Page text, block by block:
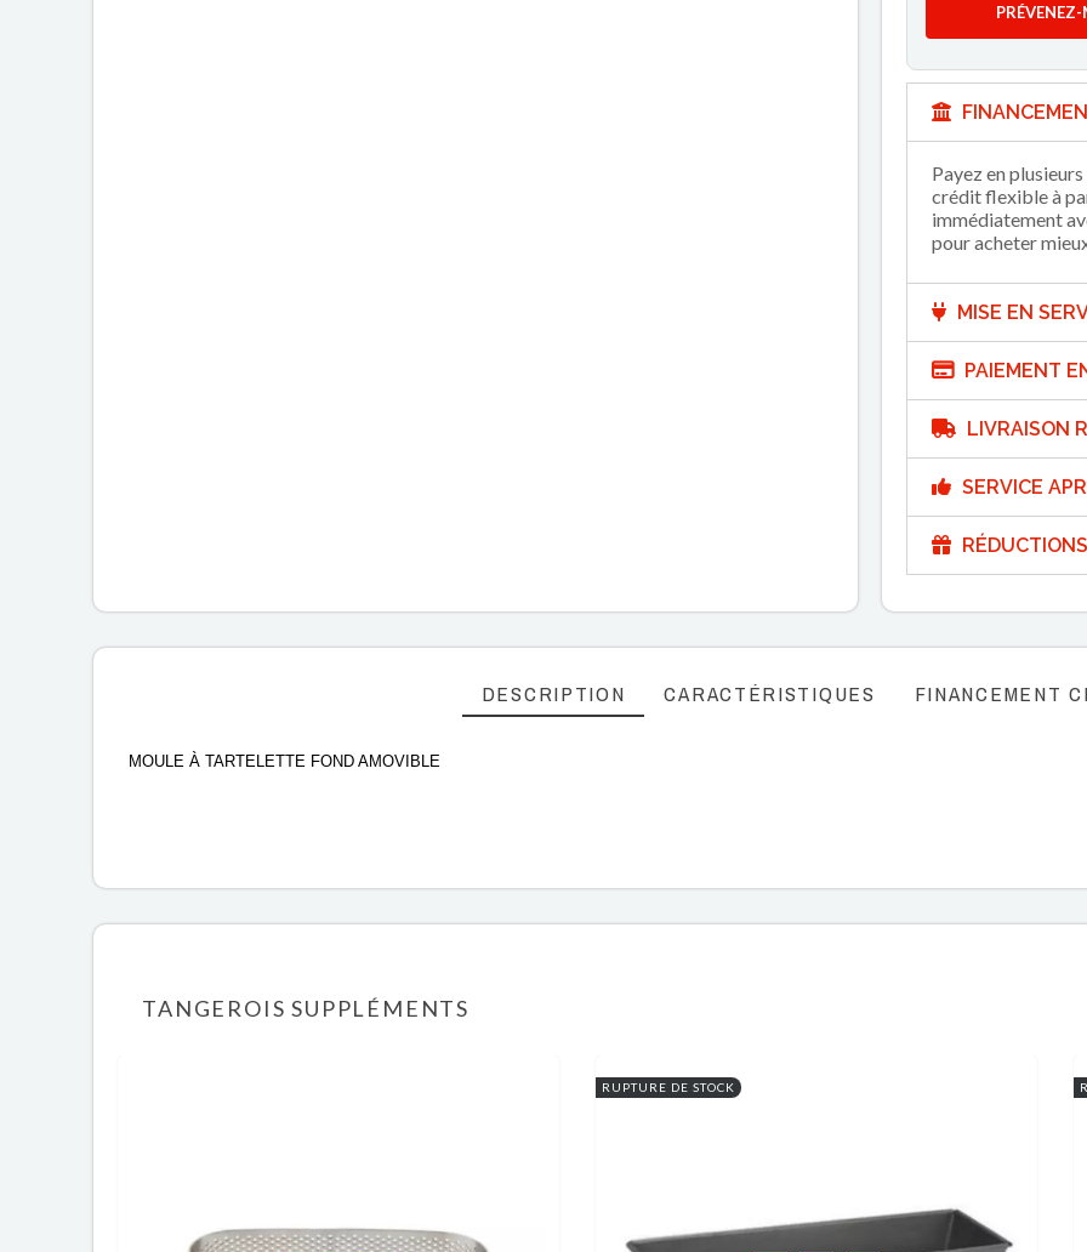
Payez en
crédit flexible à
immédiatement
pour acheter
MISE EN
PAIEMENT
LIVRAISON
SERVICE
DESCRIPTION CARACTÉRISTIQUES FINANCEMENT
MOULE À TARTELETTE FOND AMOVIBLE
TANGEROIS SUPPLÉMENTS
RUPTURE DE STOCK